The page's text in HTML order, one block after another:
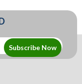
Subscribe Now